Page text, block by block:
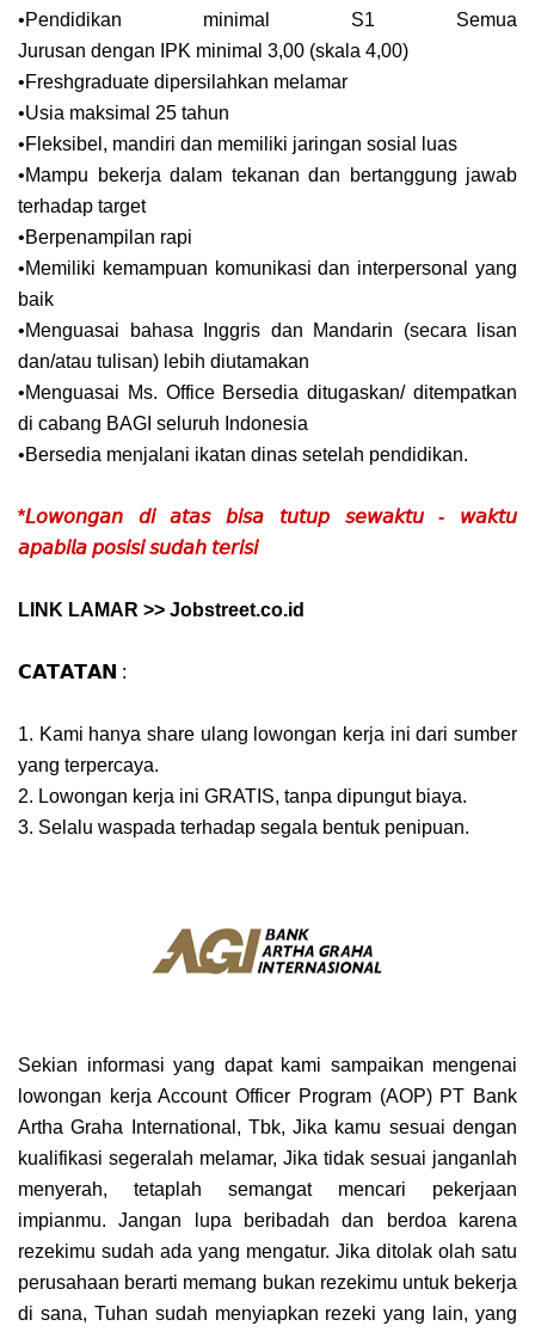
•Pendidikan minimal S1 Semua
Jurusan dengan IPK minimal 3,00 (skala 4,00)
•Freshgraduate dipersilahkan melamar
•Usia maksimal 25 tahun
•Fleksibel, mandiri dan memiliki jaringan sosial luas
•Mampu bekerja dalam tekanan dan bertanggung jawab
terhadap target
•Berpenampilan rapi
•Memiliki kemampuan komunikasi dan interpersonal yang
baik
•Menguasai bahasa Inggris dan Mandarin (secara lisan
dan/atau tulisan) lebih diutamakan
•Menguasai Ms. Office Bersedia ditugaskan/ ditempatkan
di cabang BAGI seluruh Indonesia
•Bersedia menjalani ikatan dinas setelah pendidikan.
*𝘓𝘰𝘸𝘰𝘯𝘨𝘢𝘯 𝘥𝘪 𝘢𝘵𝘢𝘴 𝘣𝘪𝘴𝘢 𝘵𝘶𝘵𝘶𝘱 𝘴𝘦𝘸𝘢𝘬𝘵𝘶 - 𝘸𝘢𝘬𝘵𝘶
𝘢𝘱𝘢𝘣𝘪𝘭𝘢 𝘱𝘰𝘴𝘪𝘴𝘪 𝘴𝘶𝘥𝘢𝘩 𝘵𝘦𝘳𝘪𝘴𝘪
LINK LAMAR >> Jobstreet.co.id
𝗖𝗔𝗧𝗔𝗧𝗔𝗡 :
1. Kami hanya share ulang lowongan kerja ini dari sumber
yang terpercaya.
2. Lowongan kerja ini GRATIS, tanpa dipungut biaya.
3. Selalu waspada terhadap segala bentuk penipuan.
Sekian informasi yang dapat kami sampaikan mengenai
lowongan kerja Account Officer Program (AOP) PT Bank
Artha Graha International, Tbk, Jika kamu sesuai dengan
kualifikasi segeralah melamar, Jika tidak sesuai janganlah
menyerah, tetaplah semangat mencari pekerjaan
impianmu. Jangan lupa beribadah dan berdoa karena
rezekimu sudah ada yang mengatur. Jika ditolak olah satu
perusahaan berarti memang bukan rezekimu untuk bekerja
di sana, Tuhan sudah menyiapkan rezeki yang lain, yang